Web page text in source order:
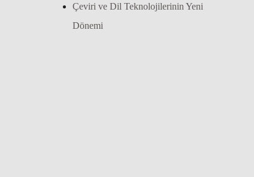
Çeviri ve Dil Teknolojilerinin Yeni
Dönemi